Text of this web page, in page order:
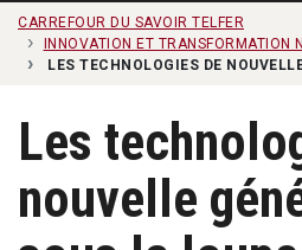
CARREFOUR DU SAVOIR TELFER
INNOVATION ET TRANSFORMATION
LES TECHNOLOGIES DE
Les
nouvelle